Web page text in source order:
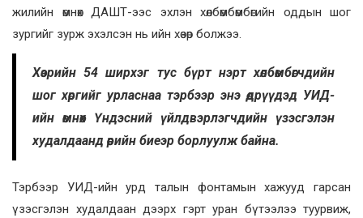
жилийн өмнөх ДАШТ-ээс эхлэн хөлбөмбөмбөгийн оддын шог
зургийг зурж эхэлсэн нь ийн хөзөр болжээ.
Хөзрийн 54 ширхэг тус бүрт нэрт хөлбөмбөгчдийн
шог хөргийг урласнаа тэрбээр энэ өдрүүдэд УИД-
ийн өмнөх Үндэсний үйлдвэрлэгчдийн үзэсгэлэн
худалдаанд өөрийн биеэр борлуулж байна.
Тэрбээр УИД-ийн урд талын фонтамын хажууд гарсан
үзэсгэлэн худалдаан дээрх гэрт уран бүтээлээ туурвиж,